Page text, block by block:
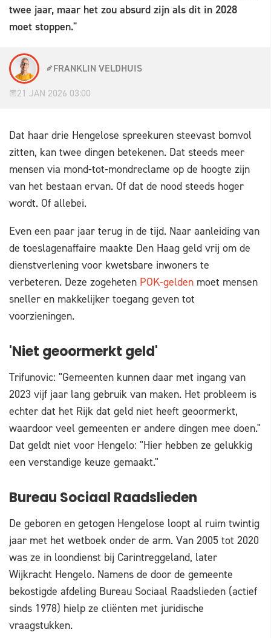
twee jaar, maar het zou absurd zijn als dit in 2028
moet stoppen."
FRANKLIN VELDHUIS
21 JAN 2026 03:00
Dat haar drie Hengelose spreekuren steevast bomvol
zitten, kan twee dingen betekenen. Dat steeds meer
mensen via mond-tot-mondreclame op de hoogte zijn
van het bestaan ervan. Of dat de nood steeds hoger
wordt. Of allebei.
Even een paar jaar terug in de tijd. Naar aanleiding van
de toeslagenaffaire maakte Den Haag geld vrij om de
dienstverlening voor kwetsbare inwoners te
verbeteren. Deze zogeheten POK-gelden moet mensen
sneller en makkelijker toegang geven tot
voorzieningen.
'Niet geoormerkt geld'
Trifunovic: "Gemeenten kunnen daar met ingang van
2023 vijf jaar lang gebruik van maken. Het probleem is
echter dat het Rijk dat geld niet heeft geoormerkt,
waardoor veel gemeenten er andere dingen mee doen."
Dat geldt niet voor Hengelo: "Hier hebben ze gelukkig
een verstandige keuze gemaakt."
Bureau Sociaal Raadslieden
De geboren en getogen Hengelose loopt al ruim twintig
jaar met het wetboek onder de arm. Van 2005 tot 2020
was ze in loondienst bij Carintreggeland, later
Wijkracht Hengelo. Namens de door de gemeente
bekostigde afdeling Bureau Sociaal Raadslieden (actief
sinds 1978) hielp ze cliënten met juridische
vraagstukken.